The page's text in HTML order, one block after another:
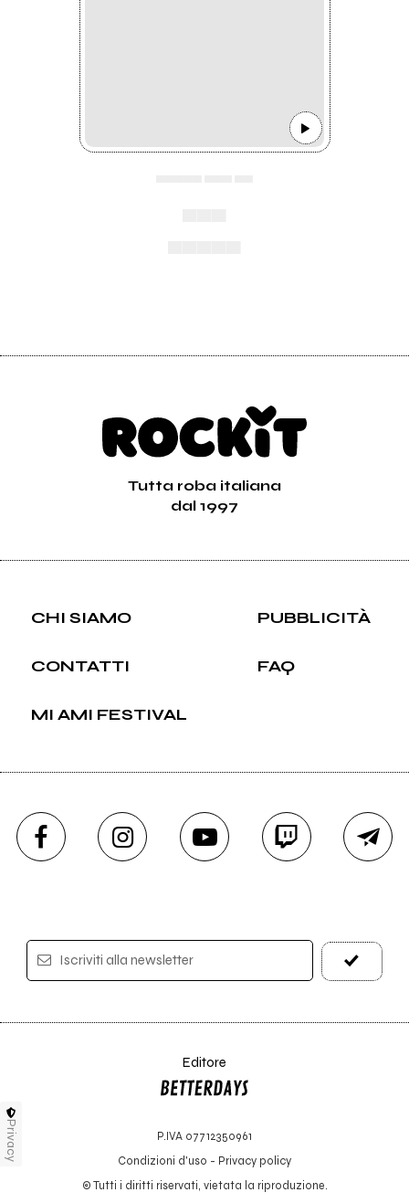
Tutta roba italiana
dal 1997
CHI SIAMO PUBBLICITÀ
CONTATTI FAQ
MI AMI FESTIVAL
Iscriviti alla newsletter
Editore
P.IVA 07712350961
Condizioni d'uso - Privacy policy
© Tutti i diritti riservati, vietata la riproduzione.
Privacy